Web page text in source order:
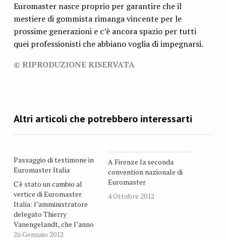
Euromaster nasce proprio per garantire che il
mestiere di gommista rimanga vincente per le
prossime generazioni e c’è ancora spazio per tutti
quei professionisti che abbiano voglia di impegnarsi.
© RIPRODUZIONE RISERVATA
Passaggio di testimone in
Euromaster Italia
C'è stato un cambio al
vertice di Euromaster
Italia: l’amministratore
delegato Thierry
Vanengelandt, che l’anno
scorso ha lanciato il
26 Gennaio 2012
A Firenze la seconda
convention nazionale di
Euromaster
4 Ottobre 2012